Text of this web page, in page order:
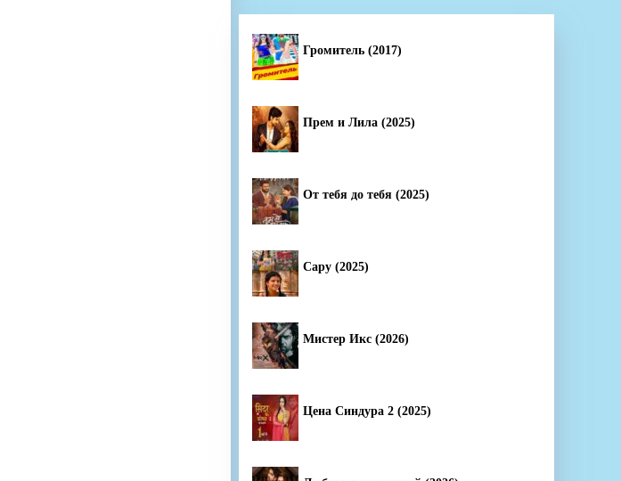
Громитель (2017)
Прем и Лила (2025)
От тебя до тебя (2025)
Сару (2025)
Мистер Икс (2026)
Цена Синдура 2 (2025)